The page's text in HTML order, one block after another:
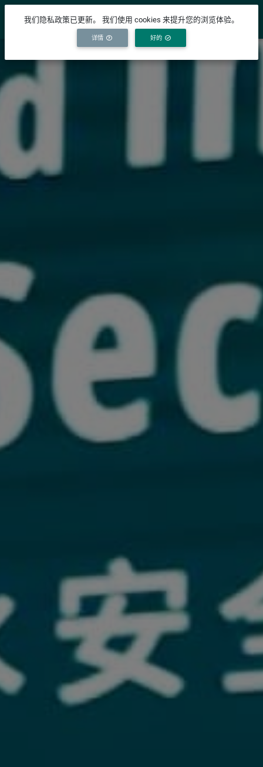
YICODE
我们隐私政策已更新。 我们使用 cookies 来提升您的浏览体验。
详情 好的